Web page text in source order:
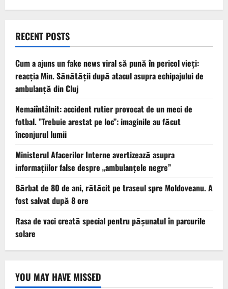
RECENT POSTS
Cum a ajuns un fake news viral să pună în pericol vieți:
reacția Min. Sănătății după atacul asupra echipajului de
ambulanță din Cluj
Nemaiîntâlnit: accident rutier provocat de un meci de
fotbal. ”Trebuie arestat pe loc”: imaginile au făcut
înconjurul lumii
Ministerul Afacerilor Interne avertizează asupra
informațiilor false despre „ambulanțele negre”
Bărbat de 80 de ani, rătăcit pe traseul spre Moldoveanu. A
fost salvat după 8 ore
Rasa de vaci creată special pentru pășunatul în parcurile
solare
YOU MAY HAVE MISSED